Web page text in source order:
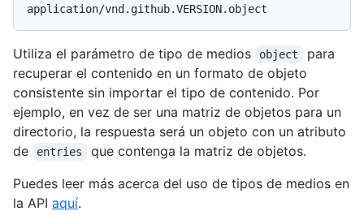
Utiliza el parámetro de tipo de medios object
para
recuperar el contenido en un formato de objeto
consistente sin importar el tipo de contenido. Por
ejemplo, en vez de ser una matriz de objetos para un
directorio, la respuesta será un objeto con un atributo
de
entries
que contenga la matriz de objetos.
Puedes leer más acerca del uso de tipos de medios en
la API aquí.